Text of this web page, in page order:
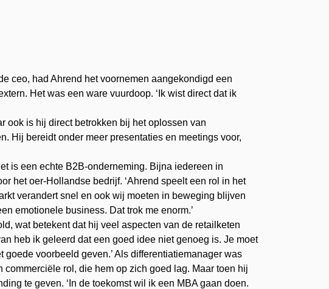
ceo, had Ahrend het voornemen aangekondigd een
Het was een ware vuurdoop. ‘Ik wist direct dat ik
ook is hij direct betrokken bij het oplossen van
Hij bereidt onder meer presentaties en meetings voor,
is een echte B2B-onderneming. Bijna iedereen in
het oer-Hollandse bedrijf. ‘Ahrend speelt een rol in het
verandert snel en ook wij moeten in beweging blijven
emotionele business. Dat trok me enorm.’
wat betekent dat hij veel aspecten van de retailketen
heb ik geleerd dat een goed idee niet genoeg is. Je moet
voorbeeld geven.’ Als differentiatiemanager was
rol, die hem op zich goed lag. Maar toen hij
te geven. ‘In de toekomst wil ik een MBA gaan doen.